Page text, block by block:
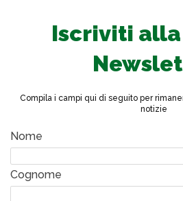
Iscriviti
Compila i campi qui di seguito per
notizie
Nome
Cognome